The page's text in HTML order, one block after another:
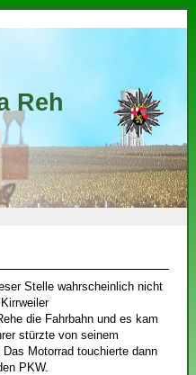
Reh
Stelle wahrscheinlich nicht
die Fahrbahn und es kam
stürzte von seinem
Motorrad touchierte dann
PKW.